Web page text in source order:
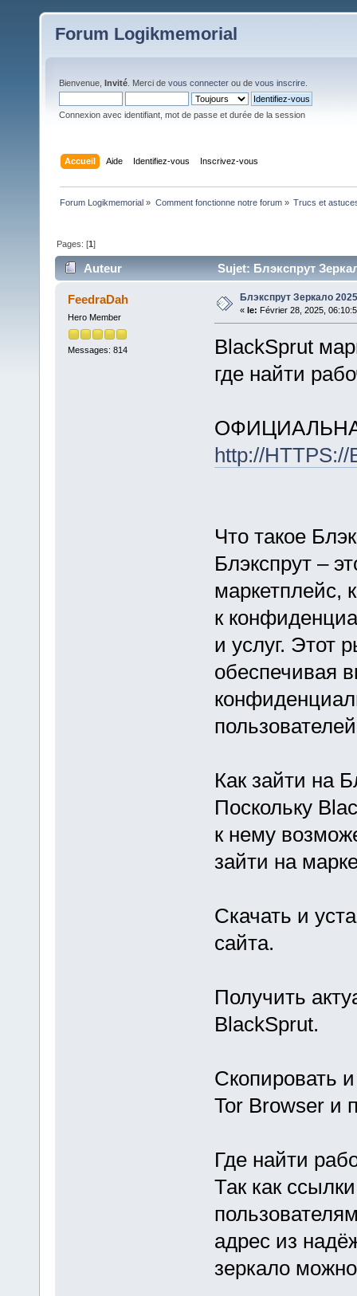
Forum Logikmemorial
Bienvenue, Invité . Merci de vous connecter ou de vous inscrire
Connexion avec identifiant, mot de passe et durée de la session
Accueil Aide Identifiez-vous Inscrivez-vous
Forum Logikmemorial » Comment fonctionne notre forum» Trucs et
Pages: [1]
Auteur Sujet: Блэкспрут
FeedraDah
Hero Member
Messages: 814
Блэкспрут Зеркало 2025
« le: Février 28, 2025,
BlackSprut
где найти
http://HTTPS://
Что такое
Блэкспрут –
маркетплейс,
к
и услуг. Этот
обеспечивая
Как зайти на
Поскольку
к нему
зайти на
Скачать и
сайта.
Получить
BlackSprut.
Скопировать
Tor Browser и
Где найти
Так как
адрес из
зеркало